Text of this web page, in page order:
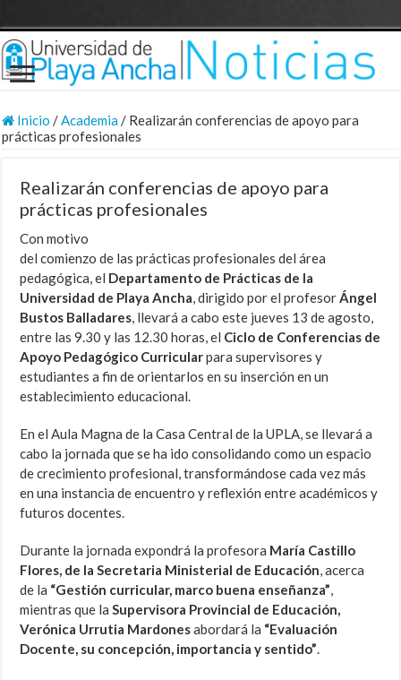
Inicio /Academia/ Realizarán conferencias de apoyo para
prácticas profesionales
Realizarán conferencias de apoyo para
prácticas profesionales
Con motivo
del comienzo de las prácticas profesionales del área
pedagógica, el Departamento de Prácticas de la
Universidad de Playa Ancha, dirigido por el profesorÁngel
Bustos Balladares, llevará a cabo este jueves 13 de agosto,
entre las 9.30 y las 12.30 horas, el Ciclo de Conferencias de
Apoyo Pedagógico Curricularpara supervisores y
estudiantes a fin de orientarlos en su inserción en un
establecimiento educacional.
En el Aula Magna de la Casa Central de la UPLA, se llevará a
cabo la jornada que se ha ido consolidando como un espacio
de crecimiento profesional, transformándose cada vez más
en una instancia de encuentro y reflexión entre académicos y
futuros docentes.
Durante la jornada expondrá la profesora María Castillo
Flores, de la Secretaria Ministerial de Educación, acerca
de la “Gestión curricular, marco buena enseñanza”,
mientras que laSupervisora Provincial de Educación,
Verónica Urrutia Mardonesabordará la “Evaluación
Docente, su concepción, importancia y sentido”.